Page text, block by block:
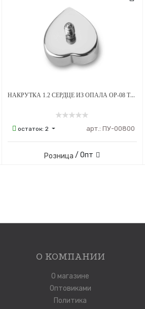
НАКРУТКА 1.2 СЕРДЦЕ ИЗ ОПАЛА OP-08 ТИТАН
остаток: 2 арт.: ПУ-00800
Розница / Опт
О КОМПАНИИ
О магазине
Оптовиками
Политика